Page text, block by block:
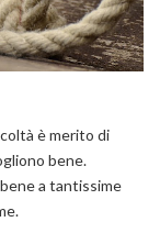
è merito di
bene.
a tantissime